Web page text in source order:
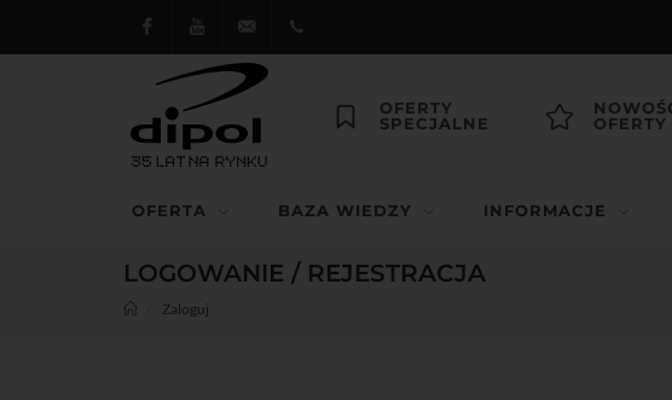
FacebookYoutube dipol@dipol.com.pl
OFERTY
SPECJALNE
NOWOŚCI
OFERTY
OFERTA BAZA WIEDZY INFORMACJE
LOGOWANIE / REJESTRACJA
Zaloguj